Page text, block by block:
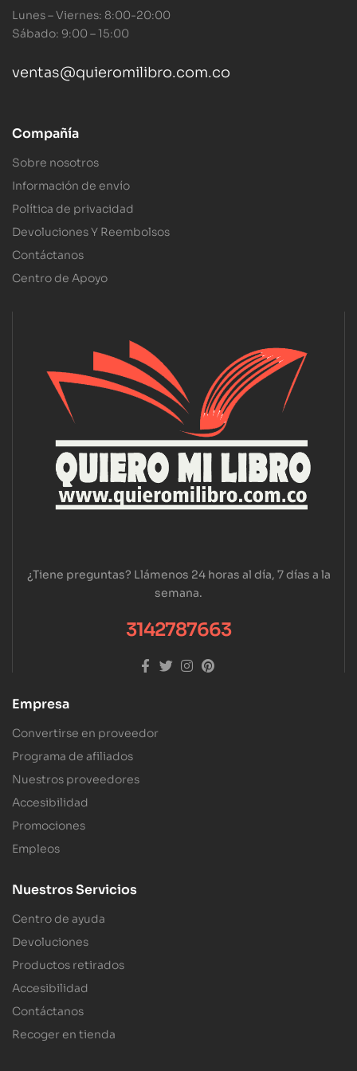
Lunes – Viernes: 8:00-20:00
Sábado: 9:00 – 15:00
ventas@quieromilibro.com.co
Compañía
Sobre nosotros
Información de envío
Política de privacidad
Devoluciones Y Reembolsos
Contáctanos
Centro de Apoyo
¿Tiene preguntas? Llámenos 24 horas al día, 7 días a la
semana.
3142787663
Empresa
Convertirse en proveedor
Programa de afiliados
Nuestros proveedores
Accesibilidad
Promociones
Empleos
Nuestros Servicios
Centro de ayuda
Devoluciones
Productos retirados
Accesibilidad
Contáctanos
Recoger en tienda